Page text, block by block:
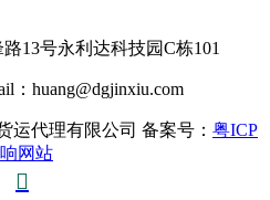
13号永利达科技园C栋101
：huang@dgjinxiu.com
运代理有限公司 备案号： 粤ICP
网站
